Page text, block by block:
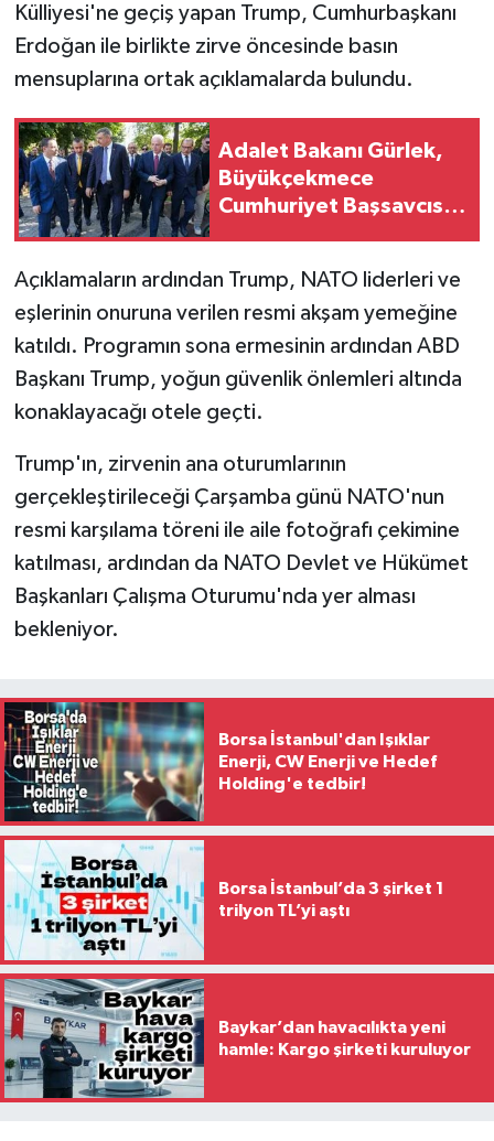
Külliyesi'ne geçiş yapan Trump, Cumhurbaşkanı
Erdoğan ile birlikte zirve öncesinde basın
mensuplarına ortak açıklamalarda bulundu.
Adalet Bakanı Gürlek,
Büyükçekmece
Cumhuriyet Başsavcısı
Açıklamaların ardından Trump, NATO liderleri ve
eşlerinin onuruna verilen resmi akşam yemeğine
katıldı. Programın sona ermesinin ardından ABD
Başkanı Trump, yoğun güvenlik önlemleri altında
konaklayacağı otele geçti.
Trump'ın, zirvenin ana oturumlarının
gerçekleştirileceği Çarşamba günü NATO'nun
resmi karşılama töreni ile aile fotoğrafı çekimine
katılması, ardından da NATO Devlet ve Hükümet
Başkanları Çalışma Oturumu'nda yer alması
bekleniyor.
Borsa İstanbul'dan Işıklar
Enerji, CW Enerji ve Hedef
Holding'e tedbir!
Borsa İstanbul’da 3 şirket 1
trilyon TL’yi aştı
Baykar’dan havacılıkta yeni
hamle: Kargo şirketi kuruluyor